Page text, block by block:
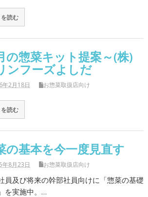
読む
の惣菜キット提案～(株)
ンフーズよしだ
年2月18日 お惣菜取扱店向け
読む
の基本を今一度見直す
年8月23日 お惣菜取扱店向け
員及び将来の幹部社員向けに「惣菜の基礎
を実施中。…